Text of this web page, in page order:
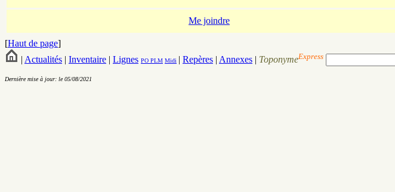
Me joindre
[Haut de page]
| Actualités | Inventaire | Lignes PO PLM Midi | Repères | Annexes | ToponymeExpress
Dernière mise à jour: le 05/08/2021